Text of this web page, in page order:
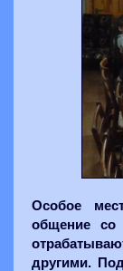
Особое
общение со
другими.